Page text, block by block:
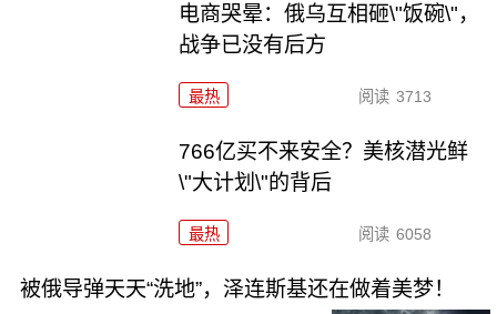
电商哭晕：俄乌互相砸\"饭碗\"，
战争已没有后方
最热 阅读 3713
766亿买不来安全？美核潜光鲜
\"大计划\"的背后
最热 阅读 6058
被俄导弹天天“洗地”，泽连斯基还在做着美梦！